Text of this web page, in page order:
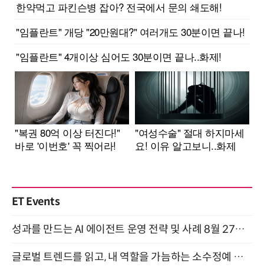
ET Events
성과를 만드는 AI 에이전트 운영 전략 및 사례 8월 27일 개최
글로벌 트렌드를 읽고, 내 역할을 가늠하는 소수정예 실습 워크숍 (8/28)